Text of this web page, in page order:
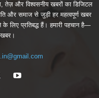
तेज़ और विश्वसनीय खबरों का डिजिटल
और समाज से जुड़ी हर महत्वपूर्ण खबर
लिए प्रतिबद्ध हैं। हमारी पहचान है—